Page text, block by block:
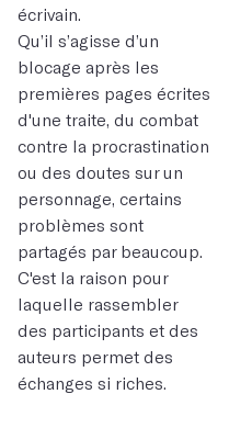
écrivain.
Qu’il s’agisse d’un
blocage après les
premières pages écrites
d'une traite, du combat
contre la procrastination
ou des doutes sur un
personnage, certains
problèmes sont
partagés par beaucoup.
C'est la raison pour
laquelle rassembler
des participants et des
auteurs permet des
échanges si riches.